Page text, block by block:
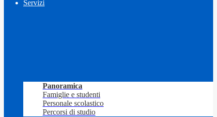
Servizi
Panoramica
Famiglie e studenti
Personale scolastico
Percorsi di studio